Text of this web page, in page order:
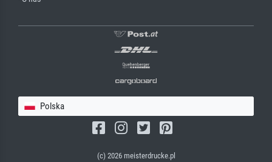
Polska
(c) 2026 meisterdrucke.pl